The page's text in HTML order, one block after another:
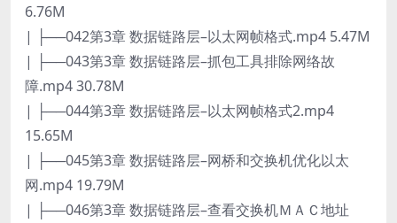
6.76M
| ├──042第3章 数据链路层–以太网帧格式.mp4 5.47M
| ├──043第3章 数据链路层–抓包工具排除网络故
障.mp4 30.78M
| ├──044第3章 数据链路层–以太网帧格式2.mp4
15.65M
| ├──045第3章 数据链路层–网桥和交换机优化以太
网.mp4 19.79M
| ├──046第3章 数据链路层–查看交换机ＭＡＣ地址